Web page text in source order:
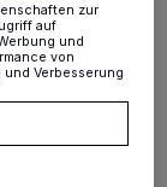
Sonntag
Rennen
Fischeln
zur
auf
und
von
Verbesserung